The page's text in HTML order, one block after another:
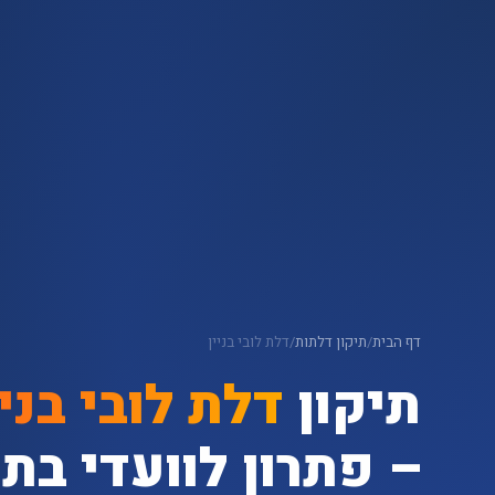
דף הבית/תיקון דלתות/דלת לובי בניין
תיקון דלת לובי
– פתרון לוועדי